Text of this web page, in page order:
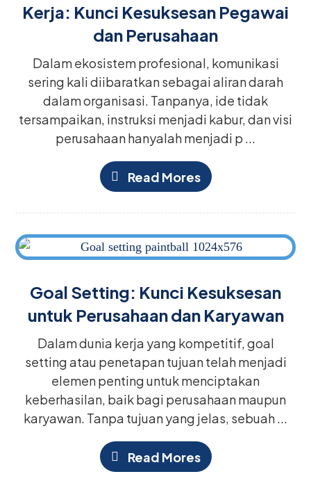
Kerja: Kunci Kesuksesan Pegawai
dan Perusahaan
Dalam ekosistem profesional, komunikasi
sering kali diibaratkan sebagai aliran darah
dalam organisasi. Tanpanya, ide tidak
tersampaikan, instruksi menjadi kabur, dan visi
perusahaan hanyalah menjadi p ...
Read Mores
Goal Setting: Kunci Kesuksesan
untuk Perusahaan dan Karyawan
Dalam dunia kerja yang kompetitif, goal
setting atau penetapan tujuan telah menjadi
elemen penting untuk menciptakan
keberhasilan, baik bagi perusahaan maupun
karyawan. Tanpa tujuan yang jelas, sebuah ...
Read Mores